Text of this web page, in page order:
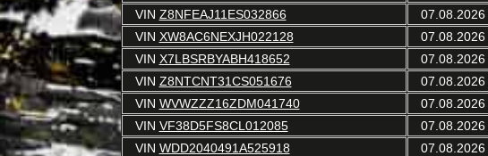
VIN Z8NFEAJ11ES032866 07.08.2026
VIN XW8AC6NEXJH022128 07.08.2026
VIN X7LBSRBYABH418652 07.08.2026
VIN Z8NTCNT31CS051676 07.08.2026
VIN WVWZZZ16ZDM041740 07.08.2026
VIN VF38D5FS8CL012085 07.08.2026
VIN WDD2040491A525918 07.08.2026